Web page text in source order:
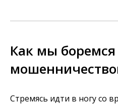
Как мы боремся
Стремясь идти в ногу со